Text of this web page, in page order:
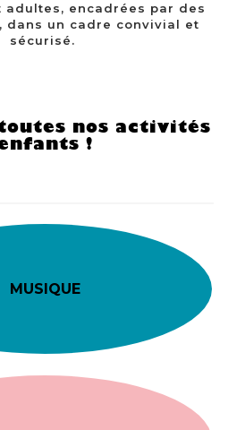
adultes, encadrées par des
dans un cadre convivial et
sécurisé.
nos activités
!
MUSIQUE